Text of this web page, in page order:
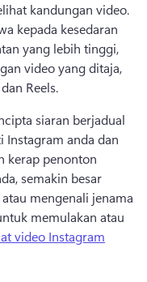
kandungan video.
kepada kesedaran
yang lebih tinggi,
video yang ditaja,
Reels.
siaran berjadual
anda dan
kerap penonton
semakin besar
mengenali jenama
memulakan atau
video Instagram